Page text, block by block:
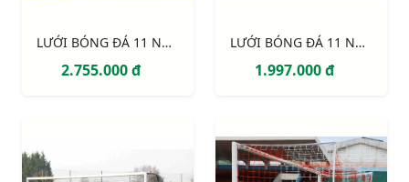
LƯỚI BÓNG ĐÁ 11 NGƯỜI S12920W
2.755.000 đ
LƯỚI BÓNG ĐÁ 11 NGƯỜI S12862W
1.997.000 đ